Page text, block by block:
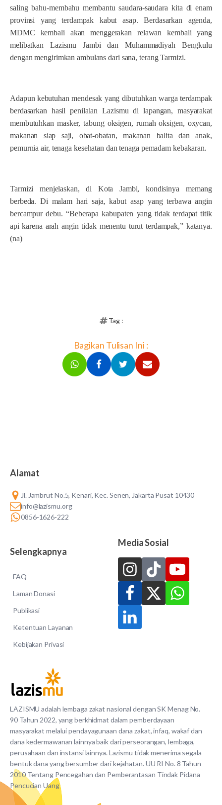
saling bahu-membahu membantu saudara-saudara kita di enam
provinsi yang terdampak kabut asap. Berdasarkan agenda,
MDMC kembali akan menggerakan relawan kembali yang
melibatkan Lazismu Jambi dan Muhammadiyah Bengkulu
dengan mengirimkan ambulans dari sana, terang Tarmizi.
Adapun kebutuhan mendesak yang dibutuhkan warga terdampak
berdasarkan hasil penilaian Lazismu di lapangan, masyarakat
membutuhkan masker, tabung oksigen, rumah oksigen, oxycan,
makanan siap saji, obat-obatan, makanan balita dan anak,
pemurnia air, tenaga kesehatan dan tenaga pemadam kebakaran.
Tarmizi menjelaskan, di Kota Jambi, kondisinya memang
berbeda. Di malam hari saja, kabut asap yang terbawa angin
bercampur debu. “Beberapa kabupaten yang tidak terdapat titik
api karena arah angin tidak menentu turut terdampak,” katanya.
(na)
Tag :
Bagikan Tulisan Ini :
LAZISMU adalah lembaga zakat nasional dengan SK Menag No.
90 Tahun 2022, yang berkhidmat dalam pemberdayaan
masyarakat melalui pendayagunaan dana zakat, infaq, wakaf dan
dana kedermawanan lainnya baik dari perseorangan, lembaga,
perusahaan dan instansi lainnya. Lazismu tidak menerima segala
bentuk dana yang bersumber dari kejahatan. UU RI No. 8 Tahun
2010 Tentang Pencegahan dan Pemberantasan Tindak Pidana
Pencucian Uang
Alamat
Jl. Jambrut No.5, Kenari, Kec. Senen, Jakarta Pusat 10430
info@lazismu.org
0856-1626-222
Selengkapnya
FAQ
Laman Donasi
Publikasi
Ketentuan Layanan
Kebijakan Privasi
Media Sosial